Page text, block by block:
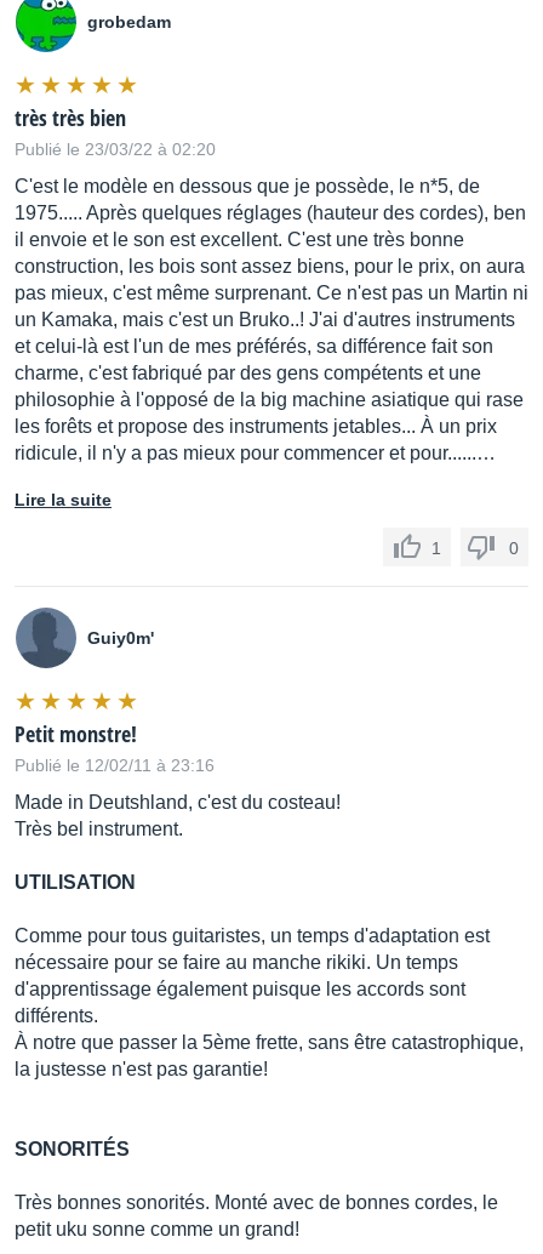
grobedam
très très bien
Publié le 23/03/22 à 02:20
C'est le modèle en dessous que je possède, le n*5, de
1975..... Après quelques réglages (hauteur des cordes), ben
il envoie et le son est excellent. C'est une très bonne
construction, les bois sont assez biens, pour le prix, on aura
pas mieux, c'est même surprenant. Ce n'est pas un Martin ni
un Kamaka, mais c'est un Bruko..! J'ai d'autres instruments
et celui-là est l'un de mes préférés, sa différence fait son
charme, c'est fabriqué par des gens compétents et une
philosophie à l'opposé de la big machine asiatique qui rase
les forêts et propose des instruments jetables... À un prix
ridicule, il n'y a pas mieux pour commencer et pour......…
Lire la suite
1 0
Guiy0m'
Petit monstre!
Publié le 12/02/11 à 23:16
Made in Deutshland, c'est du costeau!
Très bel instrument.
UTILISATION
Comme pour tous guitaristes, un temps d'adaptation est
nécessaire pour se faire au manche rikiki. Un temps
d'apprentissage également puisque les accords sont
différents.
À notre que passer la 5ème frette, sans être catastrophique,
la justesse n'est pas garantie!
SONORITÉS
Très bonnes sonorités. Monté avec de bonnes cordes, le
petit uku sonne comme un grand!